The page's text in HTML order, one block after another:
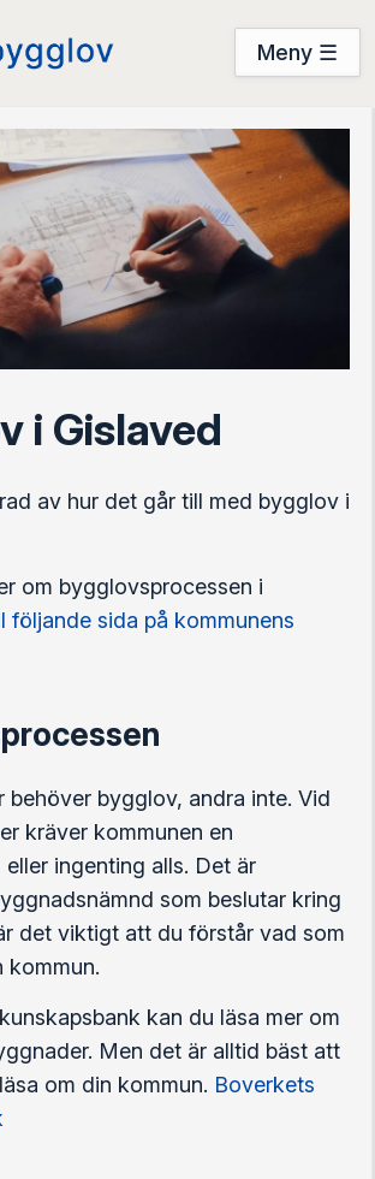
Meny ☰
Startsidan
Prova nu
Prova nu
i Gislaved
av hur det går till med bygglov i
om bygglovsprocessen i
följande sida på kommunens
behöver bygglov, andra inte. Vid
kräver kommunen en
eller ingenting alls. Det är
som beslutar kring
det viktigt att du förstår vad som
kommun.
kan du läsa mer om
Men det är alltid bäst att
om din kommun. Boverkets